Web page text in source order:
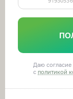
Даю согласие
с политикой